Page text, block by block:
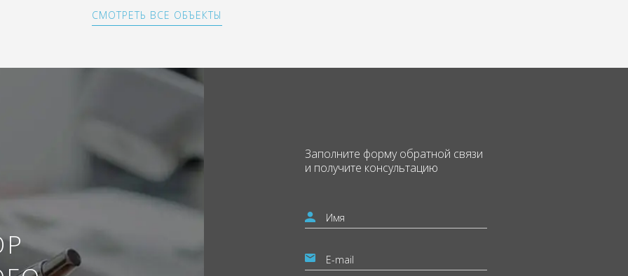
СМОТРЕТЬ ВСЕ ОБЪЕКТЫ
Заполните формуобратной связи
и получите консультацию